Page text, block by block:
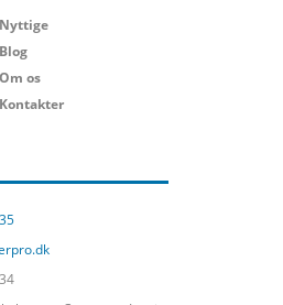
Nyttige
Blog
Om os
Kontakter